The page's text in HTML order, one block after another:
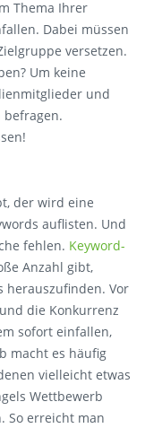
Thema Ihrer
Dabei müssen
versetzen.
Um keine
und
befragen.
der wird eine
auflisten. Und
fehlen. Keyword-
Anzahl gibt,
herauszufinden. Vor
und die Konkurrenz
sofort einfallen,
macht es häufig
vielleicht etwas
Wettbewerb
So erreicht man